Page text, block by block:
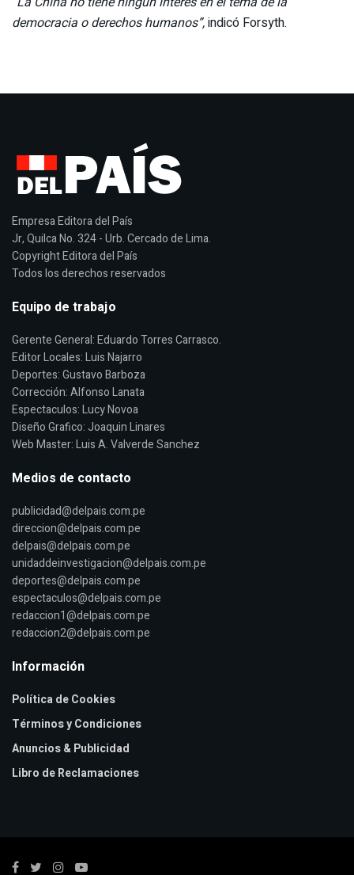
democracia o derechos humanos”,indicó Forsyth.
Empresa Editora del País
Jr, Quilca No. 324 - Urb. Cercado de Lima.
Copyright Editora del País
Todos los derechos reservados
Equipo de trabajo
Gerente General: Eduardo Torres Carrasco.
Editor Locales: Luis Najarro
Deportes: Gustavo Barboza
Corrección: Alfonso Lanata
Espectaculos: Lucy Novoa
Diseño Grafico: Joaquin Linares
Web Master: Luis A. Valverde Sanchez
Medios de contacto
publicidad@delpais.com.pe
direccion@delpais.com.pe
delpais@delpais.com.pe
unidaddeinvestigacion@delpais.com.pe
deportes@delpais.com.pe
espectaculos@delpais.com.pe
redaccion1@delpais.com.pe
redaccion2@delpais.com.pe
Información
Política de Cookies
Términos y Condiciones
Anuncios & Publicidad
Libro de Reclamaciones